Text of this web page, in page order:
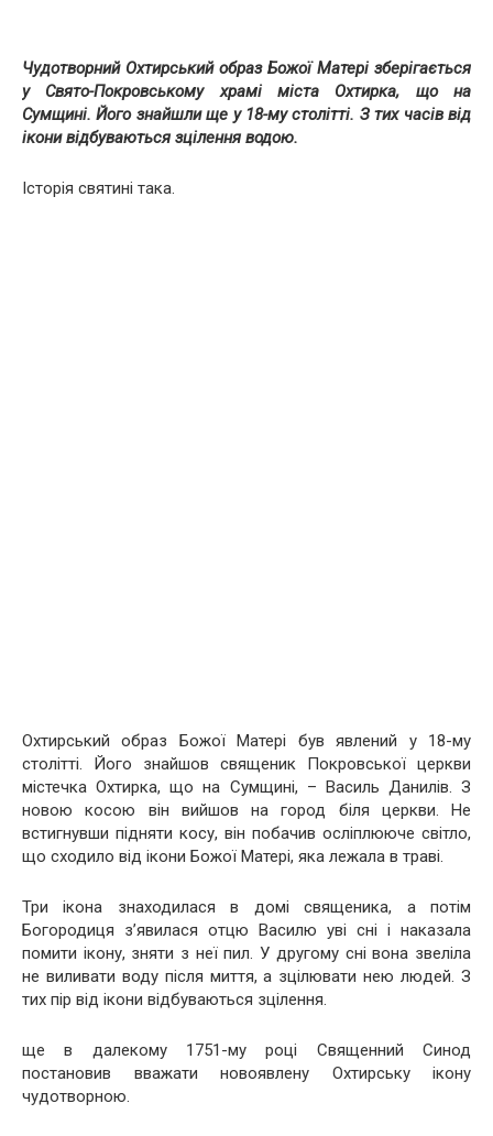
Чудотворний Охтирський образ Божої Матері зберігається
у Свято-Покровському храмі міста Охтирка, що на
Сумщині. Його знайшли ще у 18-му столітті. З тих часів від
ікони відбуваються зцілення водою.
Історія святині така.
Охтирський образ Божої Матері був явлений у 18-му
столітті. Його знайшов священик Покровської церкви
містечка Охтирка, що на Сумщині, – Василь Данилів. З
новою косою він вийшов на город біля церкви. Не
встигнувши підняти косу, він побачив осліплююче світло,
що сходило від ікони Божої Матері, яка лежала в траві.
Три ікона знаходилася в домі священика, а потім
Богородиця з’явилася отцю Василю уві сні і наказала
помити ікону, зняти з неї пил. У другому сні вона звеліла
не виливати воду після миття, а зцілювати нею людей. З
тих пір від ікони відбуваються зцілення.
ще в далекому 1751-му році Священний Синод
постановив вважати новоявлену Охтирську ікону
чудотворною.